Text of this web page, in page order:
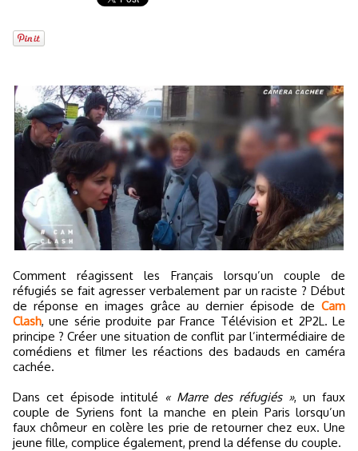
Comment réagissent les Français lorsqu’un couple de
réfugiés se fait agresser verbalement par un raciste ? Début
de réponse en images grâce au dernier épisode de Cam
Clash, une série produite par France Télévision et 2P2L. Le
principe ? Créer une situation de conflit par l’intermédiaire de
comédiens et filmer les réactions des badauds en caméra
cachée.
Dans cet épisode intitulé « Marre des réfugiés », un faux
couple de Syriens font la manche en plein Paris lorsqu’un
faux chômeur en colère les prie de retourner chez eux. Une
jeune fille, complice également, prend la défense du couple.